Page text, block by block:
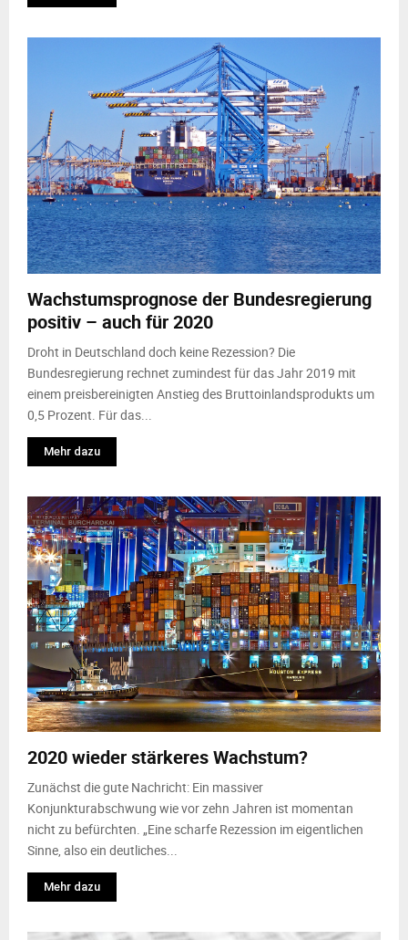
Wachstumsprognose der Bundesregierung
positiv – auch für 2020
Droht in Deutschland doch keine Rezession? Die
Bundesregierung rechnet zumindest für das Jahr 2019 mit
einem preisbereinigten Anstieg des Bruttoinlandsprodukts um
0,5 Prozent. Für das...
Mehr dazu
2020 wieder stärkeres Wachstum?
Zunächst die gute Nachricht: Ein massiver
Konjunkturabschwung wie vor zehn Jahren ist momentan
nicht zu befürchten. „Eine scharfe Rezession im eigentlichen
Sinne, also ein deutliches...
Mehr dazu